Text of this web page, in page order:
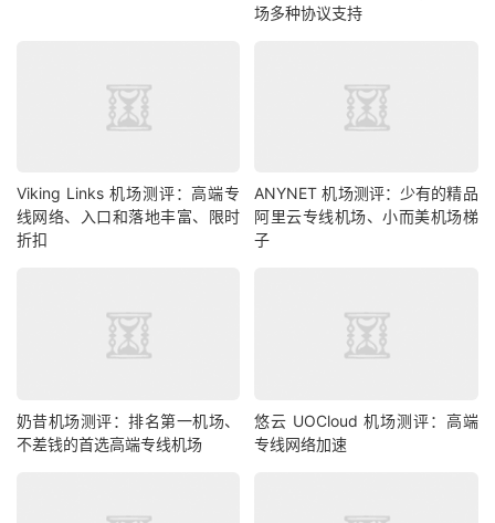
场多种协议支持
Viking Links 机场测评：高端专
线网络、入口和落地丰富、限时
折扣
ANYNET 机场测评：少有的精品
阿里云专线机场、小而美机场梯
子
奶昔机场测评：排名第一机场、
不差钱的首选高端专线机场
悠云 UOCloud 机场测评：高端
专线网络加速